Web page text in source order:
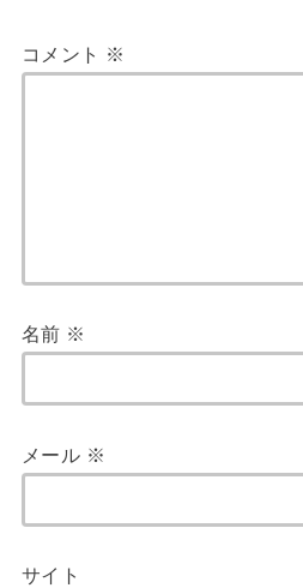
コメント ※
名前 ※
メール ※
サイト